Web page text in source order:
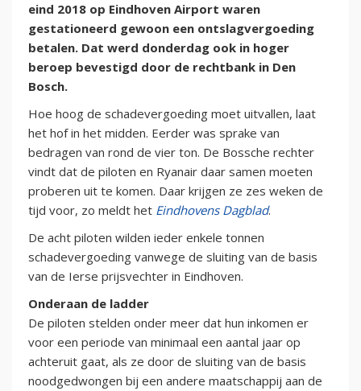
eind 2018 op Eindhoven Airport waren
gestationeerd gewoon een ontslagvergoeding
betalen. Dat werd donderdag ook in hoger
beroep bevestigd door de rechtbank in Den
Bosch.
Hoe hoog de schadevergoeding moet uitvallen, laat
het hof in het midden. Eerder was sprake van
bedragen van rond de vier ton. De Bossche rechter
vindt dat de piloten en Ryanair daar samen moeten
proberen uit te komen. Daar krijgen ze zes weken de
tijd voor, zo meldt het Eindhovens Dagblad.
De acht piloten wilden ieder enkele tonnen
schadevergoeding vanwege de sluiting van de basis
van de Ierse prijsvechter in Eindhoven.
Onderaan de ladder
De piloten stelden onder meer dat hun inkomen er
voor een periode van minimaal een aantal jaar op
achteruit gaat, als ze door de sluiting van de basis
noodgedwongen bij een andere maatschappij aan de